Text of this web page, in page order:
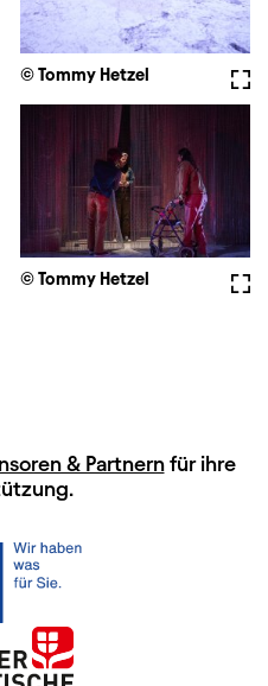
© Tommy Hetzel
© Tommy Hetzel
& Partnernfür ihre